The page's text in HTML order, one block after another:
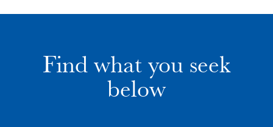
Find what you seek
below